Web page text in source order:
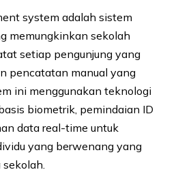
system adalah sistem
memungkinkan sekolah
setiap pengunjung yang
pencatatan manual yang
ini menggunakan teknologi
biometrik, pemindaian ID
data real-time untuk
yang berwenang yang